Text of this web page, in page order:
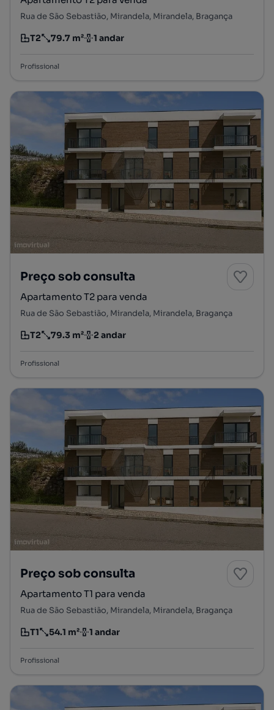
Rua de São Sebastião, Mirandela, Mirandela, Bragança
Tipologia
T2
Preço por metro quadrado
79.7 m²
Andar 1 andar
Profissional
Preço sob consulta
Apartamento T2 para venda
Rua de São Sebastião, Mirandela, Mirandela, Bragança
Tipologia
T2
Preço por metro quadrado
79.3 m²
Andar 2 andar
Profissional
Preço sob consulta
Apartamento T1 para venda
Rua de São Sebastião, Mirandela, Mirandela, Bragança
Tipologia
T1
Preço por metro quadrado
54.1 m²
Andar 1 andar
Profissional